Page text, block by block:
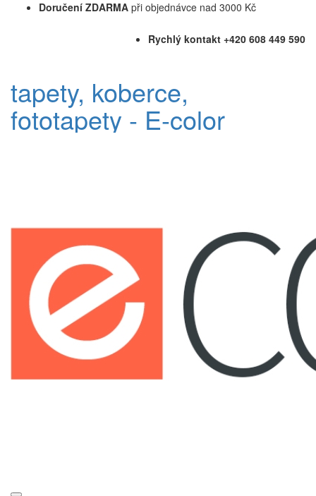
Doručení ZDARMA při objednávce nad 3000 Kč
Rychlý kontakt +420 608 449 590
tapety, koberce,
fototapety - E-color